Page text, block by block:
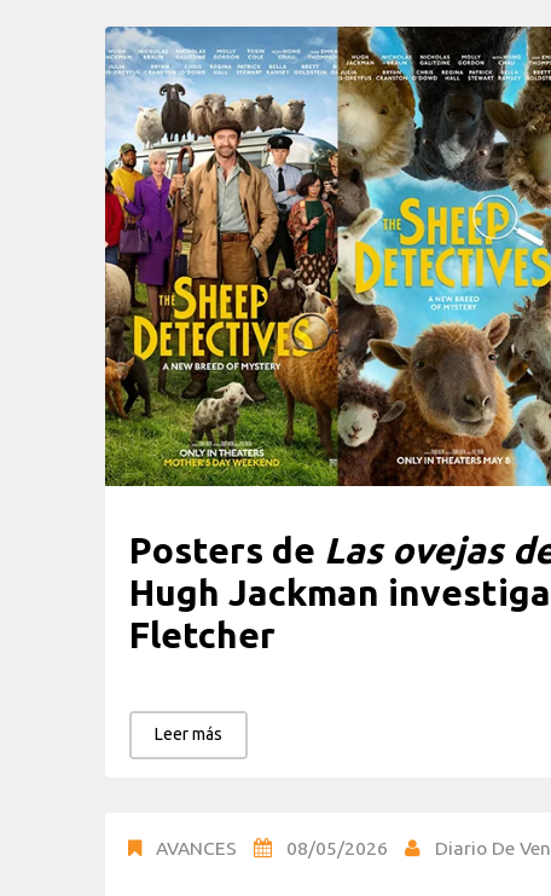
Posters de Las ovejas
Hugh Jackman
Fletcher
Leer más
AVANCES 08/05/2026 Diario De